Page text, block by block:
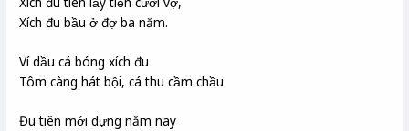
Xích đu bầu ở đợ ba năm.
Ví dầu cá bóng xích đu
Tôm càng hát bội, cá thu cầm chầu
Đu tiên mới dựng năm nay